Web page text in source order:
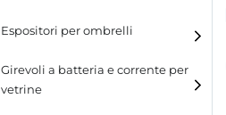
Espositori per borse
Espositori per cinture
Espositori per portafogli
Espositori per ombrelli
Girevoli a batteria e corrente per
vetrine